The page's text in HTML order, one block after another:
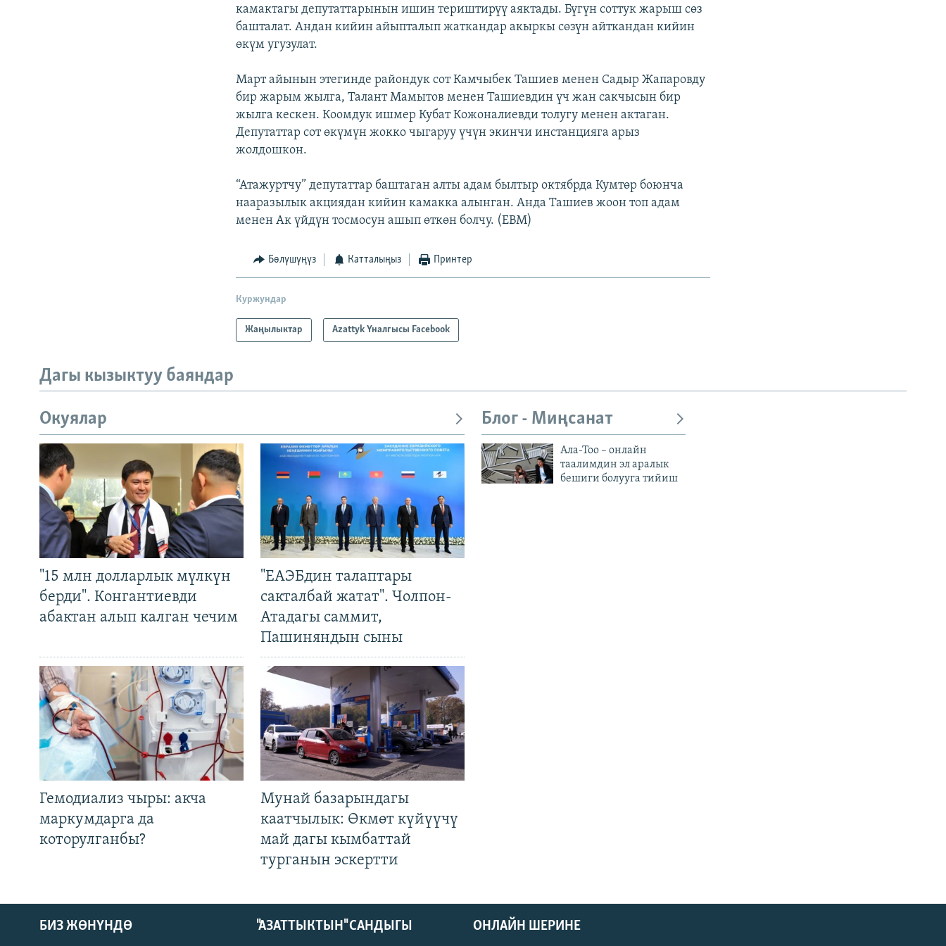
камактагы депутаттарынын ишин териштирүү аяктады. Бүгүн соттук жарыш сөз
башталат. Андан кийин айыпталып жаткандар акыркы сөзүн айткандан кийин
өкүм угузулат.
Март айынын этегинде райондук сот Камчыбек Ташиев менен Садыр Жапаровду
бир жарым жылга, Талант Мамытов менен Ташиевдин үч жан сакчысын бир
жылга кескен. Коомдук ишмер Кубат Кожоналиевди толугу менен актаган.
Депутаттар сот өкүмүн жокко чыгаруу үчүн экинчи инстанцияга арыз
жолдошкон.
“Атажуртчу” депутаттар баштаган алты адам былтыр октябрда Кумтөр боюнча
нааразылык акциядан кийин камакка алынган. Анда Ташиев жоон топ адам
менен Ак үйдүн тосмосун ашып өткөн болчу. (EBM)
Бөлүшүңүз Катталыңыз Принтер
Куржундар
Жаңылыктар Azattyk Үналгысы Facebook
Дагы кызыктуу баяндар
Окуялар
"15 млн долларлык мүлкүн
берди". Конгантиевди
абактан алып калган чечим
"ЕАЭБдин талаптары
сакталбай жатат". Чолпон-
Атадагы саммит,
Пашиняндын сыны
Гемодиализ чыры: акча
маркумдарга да
которулганбы?
Мунай базарындагы
каатчылык: Өкмөт күйүүчү
май дагы кымбаттай
турганын эскертти
Блог - Миңсанат
Ала-Тоо – онлайн
таалимдин эл аралык
бешиги болууга тийиш
ОНЛАЙН ШЕРИНЕ
БИЗ ЖӨНҮНДӨ "АЗАТТЫКТЫН" САНДЫГЫ